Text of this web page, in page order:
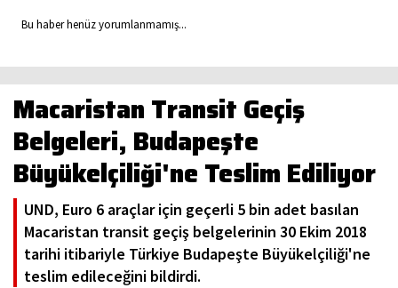
Bu haber henüz yorumlanmamış...
Macaristan Transit Geçiş
Belgeleri, Budapeşte
Büyükelçiliği'ne Teslim Ediliyor
UND, Euro 6 araçlar için geçerli 5 bin adet basılan
Macaristan transit geçiş belgelerinin 30 Ekim 2018
tarihi itibariyle Türkiye Budapeşte Büyükelçiliği'ne
teslim edileceğini bildirdi.